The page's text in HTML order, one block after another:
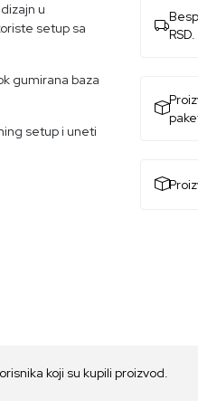
u
setup sa
gumirana baza
setup i uneti
RSD.
koji su kupili proizvod.